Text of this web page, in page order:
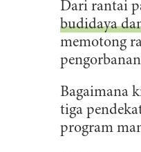
Dari rantai
budidaya
memotong
Bagaimana
tiga
program